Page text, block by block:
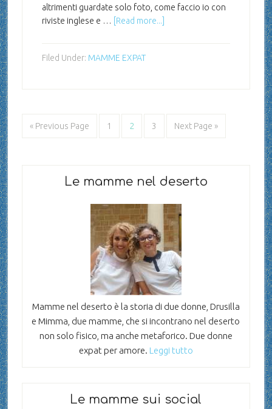
altrimenti guardate solo foto, come faccio io con
riviste inglese e …
[Read more...]
Filed Under: MAMME EXPAT
« Previous Page 1 2 3 Next Page »
Le mamme nel deserto
Mamme nel deserto è la storia di due donne, Drusilla
e Mimma, due mamme, che si incontrano nel deserto
non solo fisico, ma anche metaforico. Due donne
expat per amore. Leggi tutto
Le mamme sui social